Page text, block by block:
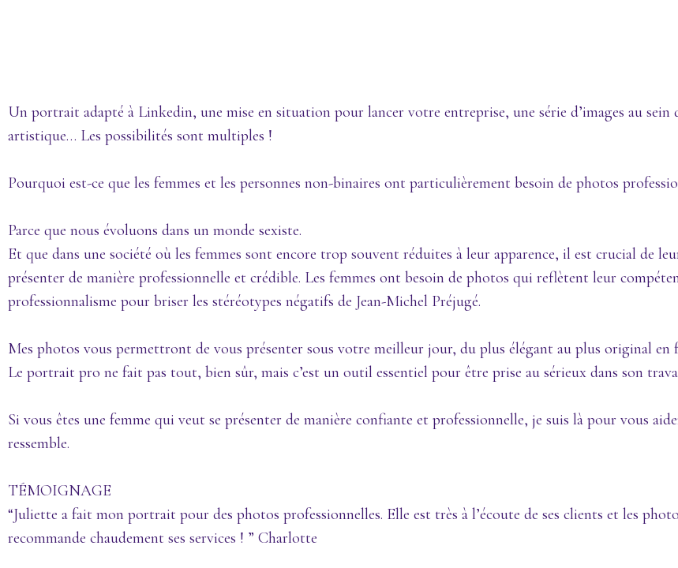
Un portrait adapté à Linkedin, une mise en situation pour lancer votre entreprise, une série d’images au
artistique… Les possibilités sont multiples !
Pourquoi est-ce que les femmes et les personnes non-binaires ont particulièrement besoin de photos
Parce que nous évoluons dans un monde sexiste.
Et que dans une société où les femmes sont encore trop souvent réduites à leur apparence, il est crucial de
présenter de manière professionnelle et crédible. Les femmes ont besoin de photos qui reflètent leur
professionnalisme pour briser les stéréotypes négatifs de Jean-Michel Préjugé.
Mes photos vous permettront de vous présenter sous votre meilleur jour, du plus élégant au plus original en
Le portrait pro ne fait pas tout, bien sûr, mais c’est un outil essentiel pour être prise au sérieux dans son
Si vous êtes une femme qui veut se présenter de manière confiante et professionnelle, je suis là pour vous
ressemble.
TÉMOIGNAGE
“Juliette a fait mon portrait pour des photos professionnelles. Elle est très à l’écoute de ses clients et les
recommande chaudement ses services ! ” Charlotte